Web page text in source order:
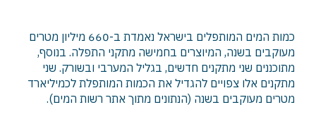
כמות המים המותפלים בישראל נאמדת ב-660 מיליון מטרים
מעוקבים בשנה, המיוצרים בחמישה מתקני התפלה. בנוסף,
מתוכננים שני מתקנים חדשים, בגליל המערבי ובשורק. שני
מתקנים אלו צפויים להגדיל את הכמות המותפלת לכמיליארד
מטרים מעוקבים בשנה (הנתונים מתוך אתר רשות המים).